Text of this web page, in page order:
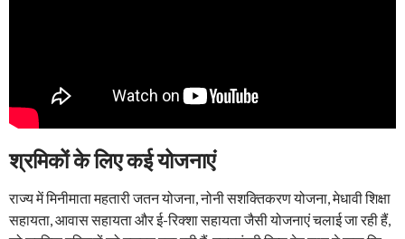
श्रमिकों के लिए कई योजनाएं
राज्य में मिनीमाता महतारी जतन योजना, नोनी सशक्तिकरण योजना, मेधावी शिक्षा
सहायता, आवास सहायता और ई-रिक्शा सहायता जैसी योजनाएं चलाई जा रही हैं,